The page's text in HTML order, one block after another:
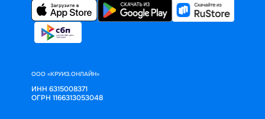
ООО «КРУИЗ.ОНЛАЙН»
ИНН 6315008371
ОГРН 1166313053048